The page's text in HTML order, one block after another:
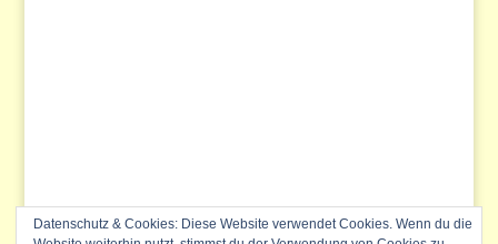
Datenschutz & Cookies: Diese Website verwendet Cookies. Wenn du die